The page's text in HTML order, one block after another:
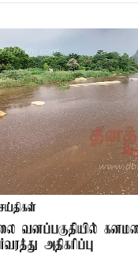
வனப்பகுதியில்
அதிகரிப்பு